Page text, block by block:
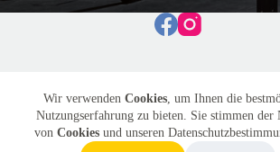
Wir verwendenCookies, um Ihnen die
Nutzungserfahrung zu bieten. Sie stimmen der
von Cookiesund unseren
Telefon: +49 6136 7520298
E-Mail:info@crossfit8674.com